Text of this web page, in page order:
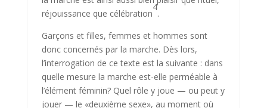
réjouissance que célébration
4
.
Garçons et filles, femmes et hommes sont
donc concernés par la mar­che. Dès lors,
l’interrogation de ce texte est la suivante : dans
quelle mesure la marche est-elle perméable à
l’élément féminin? Quel rôle y joue — ou peut y
jouer — le «deuxième sexe», au moment où